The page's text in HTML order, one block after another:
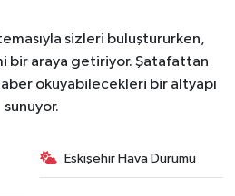
sizleri buluştururken,
bir araya getiriyor. Şatafattan
okuyabilecekleri bir altyapı
sunuyor.
Eskişehir Hava Durumu